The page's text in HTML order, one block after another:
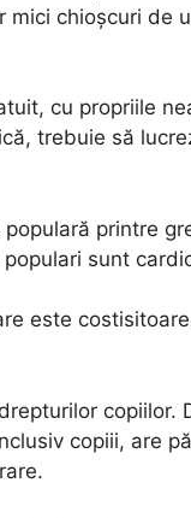
chioșcuri de
cu propriile
trebuie să
printre
sunt
este
copiilor.
copiii, are